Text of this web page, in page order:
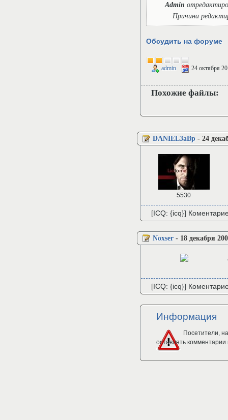
Admin
Причина
Обсудить на форуме
admin 24 октября
Похожие файлы:
DANIEL3aBp - 24
5530
[ICQ: {icq}]
Noxser - 18 декабря
[ICQ: {icq}]
Информация
Посетители,
оставлять комментарии